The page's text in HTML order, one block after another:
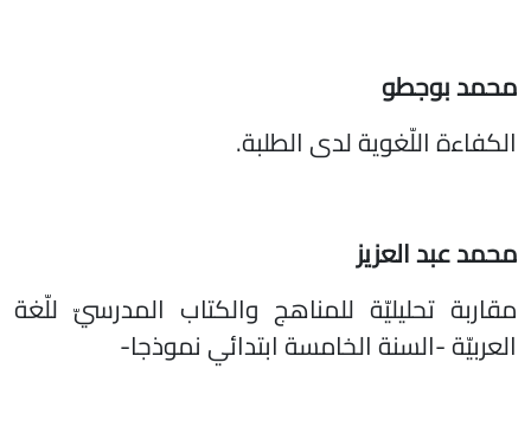
محمد بوجطو
الكفاءة اللّغوية لدى الطلبة.
محمد عبد العزيز
مقاربة تحليليّة للمناهج والكتاب المدرسيّ للّغة
العربيّة -السنة الخامسة ابتدائي نموذجا-